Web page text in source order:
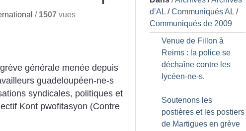
/ 1507 vues
générale menée depuis
guadeloupéen-ne-s
syndicales, politiques et
Kont pwofitasyon (Contre
d’AL /Communiqués AL /
Communiqués de 2009
Venue de Fillon à
Reims : la police se
déchaîne contre les
lycéen-ne-s.
Soutenons les
postières et les postiers
de Martigues en grève